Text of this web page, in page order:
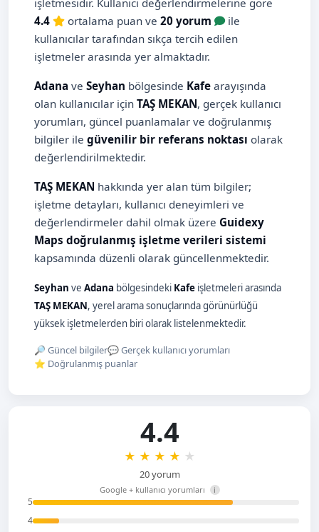
işletmesidir. Kullanıcı değerlendirmelerine göre
4.4
ortalama puan ve 20 yorum
ile
kullanıcılar tarafından sıkça tercih edilen
işletmeler arasında yer almaktadır.
Adana ve Seyhan bölgesinde Kafe arayışında
olan kullanıcılar için TAŞ MEKAN, gerçek kullanıcı
yorumları, güncel puanlamalar ve doğrulanmış
bilgiler ile güvenilir bir referans noktası olarak
değerlendirilmektedir.
TAŞ MEKAN hakkında yer alan tüm bilgiler;
işletme detayları, kullanıcı deneyimleri ve
değerlendirmeler dahil olmak üzere Guidexy
Maps doğrulanmış işletme verileri sistemi
kapsamında düzenli olarak güncellenmektedir.
Seyhan ve Adana bölgesindeki Kafe işletmeleri arasında
TAŞ MEKAN, yerel arama sonuçlarında görünürlüğü
yüksek işletmelerden biri olarak listelenmektedir.
🔎 Güncel bilgiler💬 Gerçek kullanıcı yorumları
⭐ Doğrulanmış puanlar
5
4
4.4
★ ★ ★ ★ ★
20 yorum
Google + kullanıcı yorumları i